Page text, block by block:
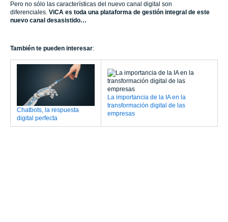
Pero no sólo las características del nuevo canal digital son
diferenciales. ViCA es toda una plataforma de gestión integral de este
nuevo canal desasistido…
También te pueden interesar:
Chatbots, la respuesta
digital perfecta
La importancia de la IA en la
transformación digital de las
empresas